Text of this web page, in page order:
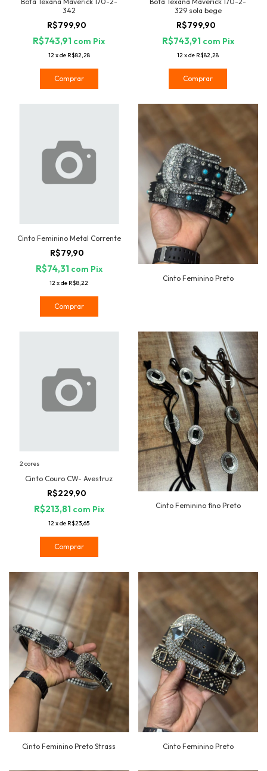
342
R$799,90
R$743,91 com Pix
12xde R$82,28
Comprar
329 sola bege
R$799,90
R$743,91 com Pix
12xde R$82,28
Comprar
Cinto Feminino Metal Corrente
R$79,90
R$74,31 com Pix
12xde R$8,22
Comprar
Cinto Feminino Preto
2 cores
Cinto Couro CW- Avestruz
R$229,90
R$213,81 com Pix
12xde R$23,65
Comprar
Cinto Feminino fino Preto
Cinto Feminino Preto Strass Cinto Feminino Preto